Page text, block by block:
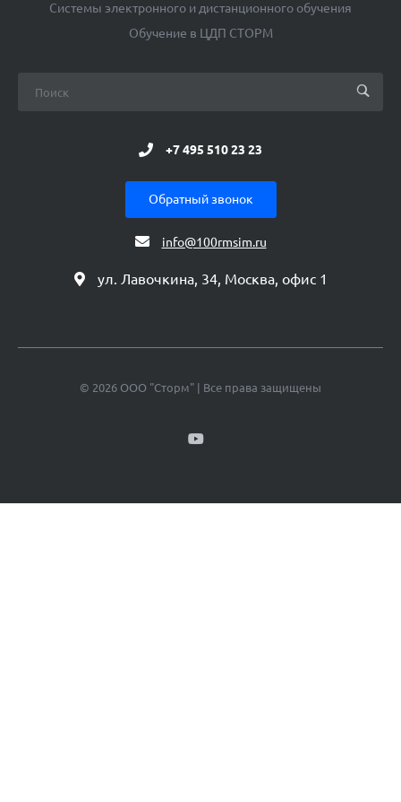
Системы электронного и дистанционного обучения
Обучение в ЦДП СТОРМ
+7 495 510 23 23
Обратный звонок
info@100rmsim.ru
ул. Лавочкина, 34, Москва, офис 1
© 2026 ООО "Сторм" | Все права защищены